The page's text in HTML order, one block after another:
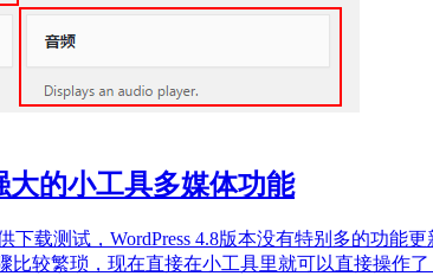
大的小工具多媒体功能
下载测试，WordPress 4.8版本没有特别多的功
较繁琐，现在直接在小工具里就可以直接操作